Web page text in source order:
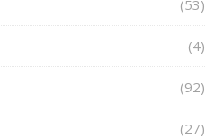
(53)
(4)
(92)
(27)